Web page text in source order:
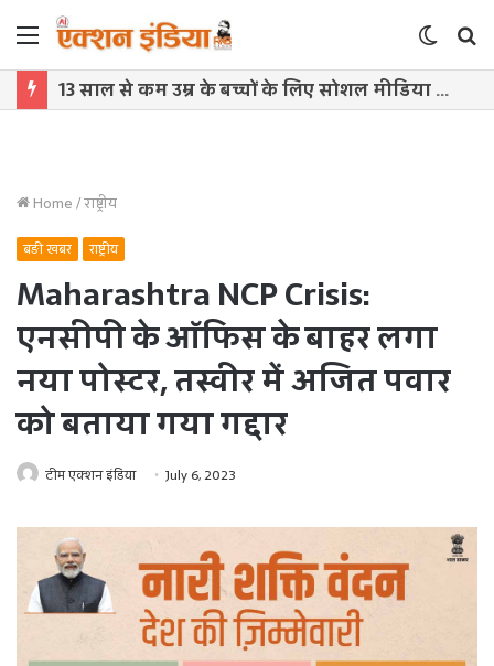
Menu
Switch
skin
13 साल से कम उम्र के बच्चों के लिए सोशल मीडिया बैन! संसद में बिल लाने की तैयारी
Home/राष्ट्रीय
बड़ी खबर राष्ट्रीय
Maharashtra NCP Crisis:
एनसीपी के ऑफिस के बाहर लगा
नया पोस्टर, तस्वीर में अजित पवार
को बताया गया गद्दार
टीम एक्शन इंडिया July 6, 2023